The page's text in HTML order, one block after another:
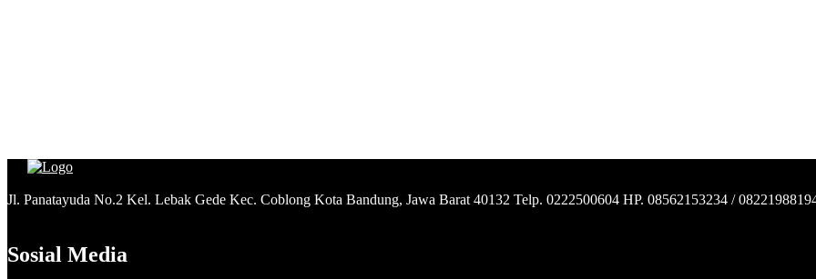
Jl. Panatayuda No.2 Kel. Lebak Gede Kec. Coblong Kota Bandung, Jawa Barat 40132 Telp. 0222500604 HP. 08562153234 /
Sosial Media